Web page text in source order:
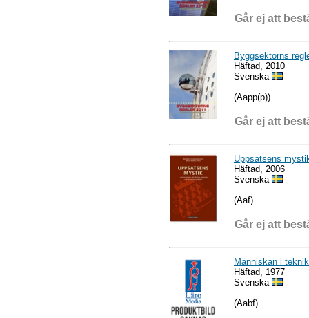
Går ej att
Byggsektorns
Häftad, 2010
Svenska
(Aapp(p))
Går ej att
Uppsatsens
Häftad, 2006
Svenska
(Aaf)
Går ej att
Människan i
Häftad, 1977
Svenska
(Aabf)